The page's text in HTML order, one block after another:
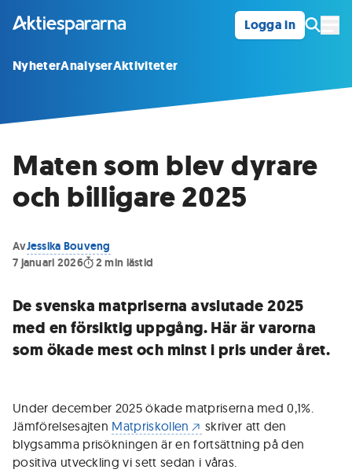
Logga in
NyheterAnalyserAktiviteter
Maten som blev dyrare
och billigare 2025
AvJessika Bouveng
7 januari 2026
2 min lästid
De svenska matpriserna avslutade 2025
med en försiktig uppgång. Här är varorna
som ökade mest och minst i pris under året.
Under december 2025 ökade matpriserna med 0,1%.
Jämförelsesajten Matpriskollen
skriver att den
blygsamma prisökningen är en fortsättning på den
positiva utveckling vi sett sedan i våras.